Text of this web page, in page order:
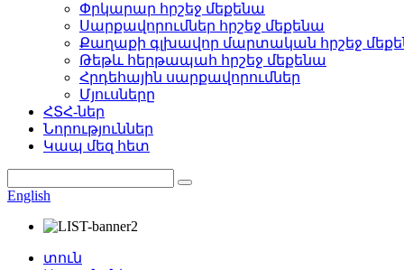
Փրկարար հրշեջ մեքենա
Սարքավորումներ հրշեջ մեքենա
Քաղաքի գլխավոր մարտական ​​հրշեջ
Թեթև հերթապահ հրշեջ մեքենա
Հրդեհային սարքավորումներ
Մյուսները
ՀՏՀ-ներ
Նորություններ
Կապ մեզ հետ
English
տուն